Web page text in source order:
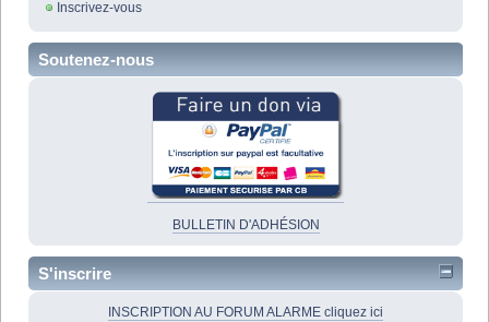
Inscrivez-vous
Soutenez-nous
BULLETIN D'ADHÉSION
S'inscrire
INSCRIPTION AU FORUM ALARME cliquez ici